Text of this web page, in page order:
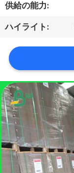
工
ツ
ア
ー
品
質
供給の能力:
ハイライト: